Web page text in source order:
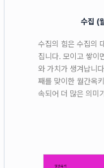
수집 (
수집의 힘은 수집의
집니다. 모이고 쌓이
와 가치가 생겨납니
째를 맞이한 월간옥
속되어 더 많은 의미